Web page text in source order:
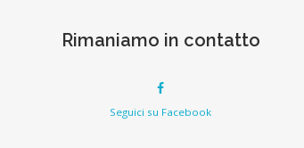
Rimaniamo in contatto
Seguici su Facebook